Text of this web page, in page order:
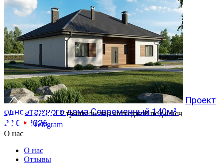
Проект
одноэтажного дома Современный 140м²
20.07.2026
Строительство коттеджей под ключ
Telegram
О нас
О нас
Отзывы